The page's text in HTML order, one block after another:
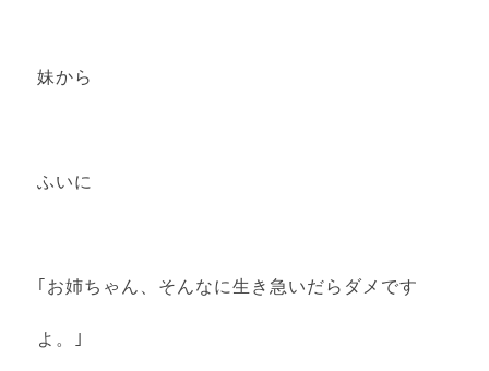
妹から
ふいに
｢お姉ちゃん、そんなに生き急いだらダメです
よ。｣